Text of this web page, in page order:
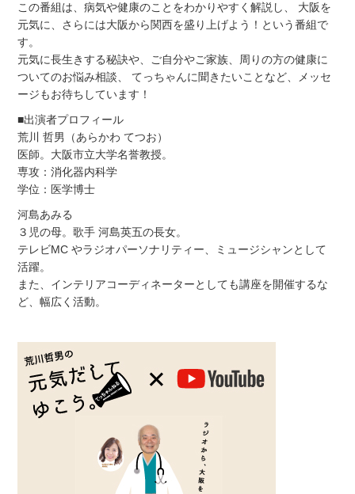
この番組は、病気や健康のことをわかりやすく解説し、 大阪を
元気に、さらには大阪から関西を盛り上げよう！という番組で
す。
元気に長生きする秘訣や、ご自分やご家族、周りの方の健康に
ついてのお悩み相談、 てっちゃんに聞きたいことなど、メッセ
ージもお待ちしています！
■出演者プロフィール
荒川 哲男（あらかわ てつお）
医師。大阪市立大学名誉教授。
専攻：消化器内科学
学位：医学博士
河島あみる
３児の母。歌手 河島英五の長女。
テレビMC やラジオパーソナリティー、ミュージシャンとして
活躍。
また、インテリアコーディネーターとしても講座を開催するな
ど、幅広く活動。